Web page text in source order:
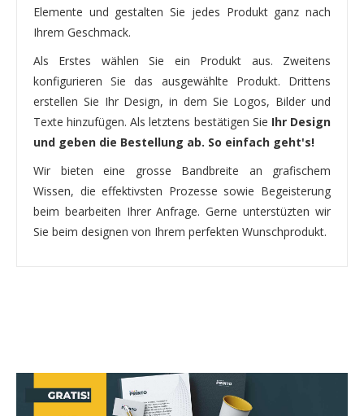
Elemente und gestalten Sie jedes Produkt ganz nach
Ihrem Geschmack.
Als Erstes wählen Sie ein Produkt aus. Zweitens
konfigurieren Sie das ausgewählte Produkt. Drittens
erstellen Sie Ihr Design, in dem Sie Logos, Bilder und
Texte hinzufügen. Als letztens bestätigen Sie Ihr Design
und geben die Bestellung ab. So einfach geht's!
Wir bieten eine grosse Bandbreite an grafischem
Wissen, die effektivsten Prozesse sowie Begeisterung
beim bearbeiten Ihrer Anfrage. Gerne unterstüzten wir
Sie beim designen von Ihrem perfekten Wunschprodukt.